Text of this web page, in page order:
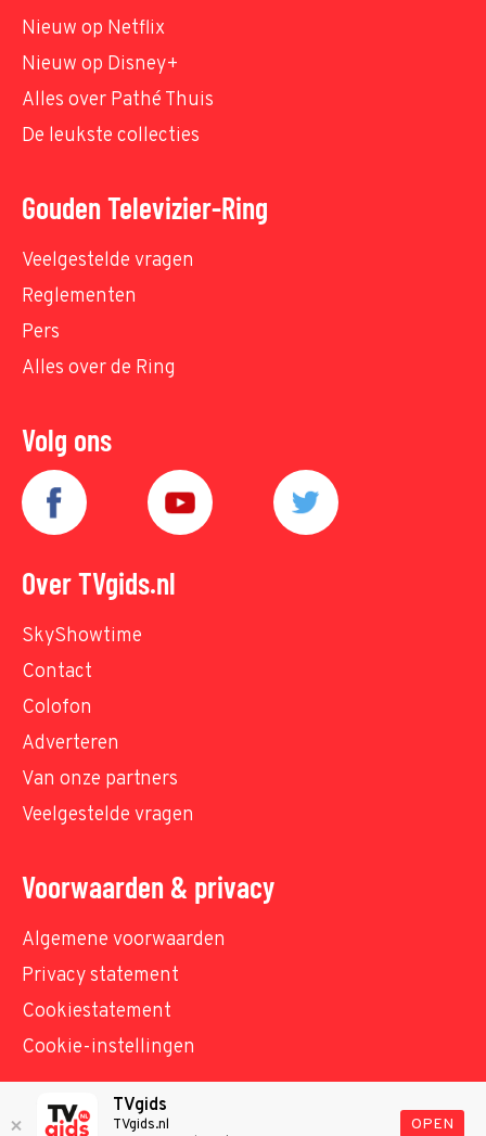
Nieuw op Netflix
Nieuw op Disney+
Alles over Pathé Thuis
De leukste collecties
Gouden Televizier-Ring
Veelgestelde vragen
Reglementen
Pers
Alles over de Ring
Volg ons
Over TVgids.nl
SkyShowtime
Contact
Colofon
Adverteren
Van onze partners
Veelgestelde vragen
Voorwaarden & privacy
Algemene voorwaarden
Privacy statement
Cookiestatement
Cookie-instellingen
© TVgids.nl 2026 - All rights reserved. No text and
TVgids
TVgids.nl
OPEN